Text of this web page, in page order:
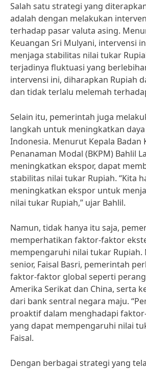
Salah satu strategi yang
adalah dengan melakukan
terhadap pasar valuta asing.
Keuangan Sri Mulyani, intervensi
menjaga stabilitas nilai tukar
terjadinya fluktuasi yang
intervensi ini, diharapkan Rupiah
dan tidak terlalu melemah
Selain itu, pemerintah juga
langkah untuk meningkatkan
Indonesia. Menurut Kepala Badan
Penanaman Modal (BKPM) Bahlil
meningkatkan ekspor, dapat
stabilitas nilai tukar Rupiah. “Kita
meningkatkan ekspor untuk
nilai tukar Rupiah,” ujar Bahlil.
Namun, tidak hanya itu saja,
memperhatikan faktor-faktor
mempengaruhi nilai tukar
senior, Faisal Basri, pemerintah
faktor-faktor global seperti
Amerika Serikat dan China, serta
dari bank sentral negara maju.
proaktif dalam menghadapi
yang dapat mempengaruhi nilai
Faisal.
Dengan berbagai strategi yang